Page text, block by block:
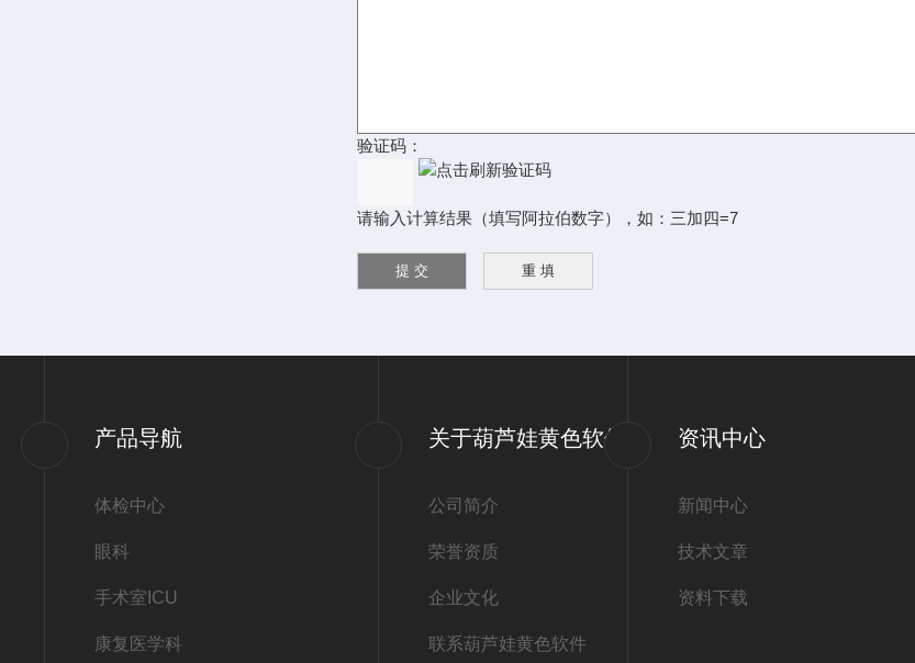
验证码：
请输入计算结果（填写阿拉伯数字），如：三加四=7
产品导航
体检中心
眼科
手术室ICU
康复医学科
关于葫芦娃黄色软件
公司简介
荣誉资质
企业文化
联系葫芦娃黄色软件
资讯中心
新闻中心
技术文章
资料下载